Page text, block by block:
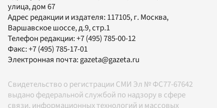
улица, дом 67
Адрес редакции и издателя: 117105, г. Москва,
Варшавское шоссе, д.9, стр.1
Телефон редакции:+7 (495) 785-00-12
Факс:+7 (495) 785-17-01
Электронная почта:gazeta@gazeta.ru
Свидетельство о регистрации СМИ Эл № ФС77-67642
выдано федеральной службой по надзору в сфере
связи, информационных технологий и массовых